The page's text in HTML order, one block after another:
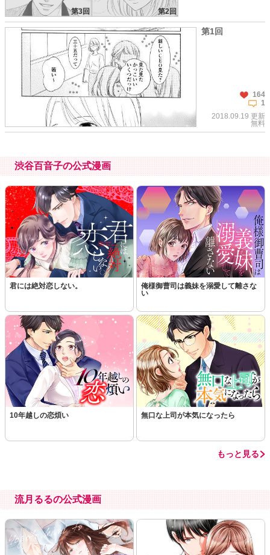
第3回 第2回
第1回
164
1
2018.09.19 更新
無料
この話を読む コメントを見る
渋谷百音子の公式漫画
君には絶対恋しない。
俺様御曹司は義妹を溺愛して離さな
い
10年越しの恋煩い 無口な上司が本気になったら
もっと見る
流月るるの公式漫画